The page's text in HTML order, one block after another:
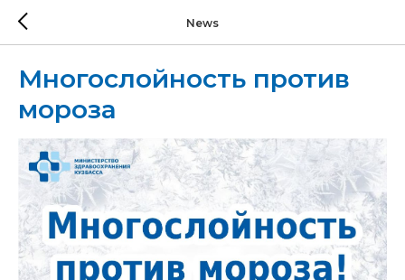
News
Многослойность против
мороза